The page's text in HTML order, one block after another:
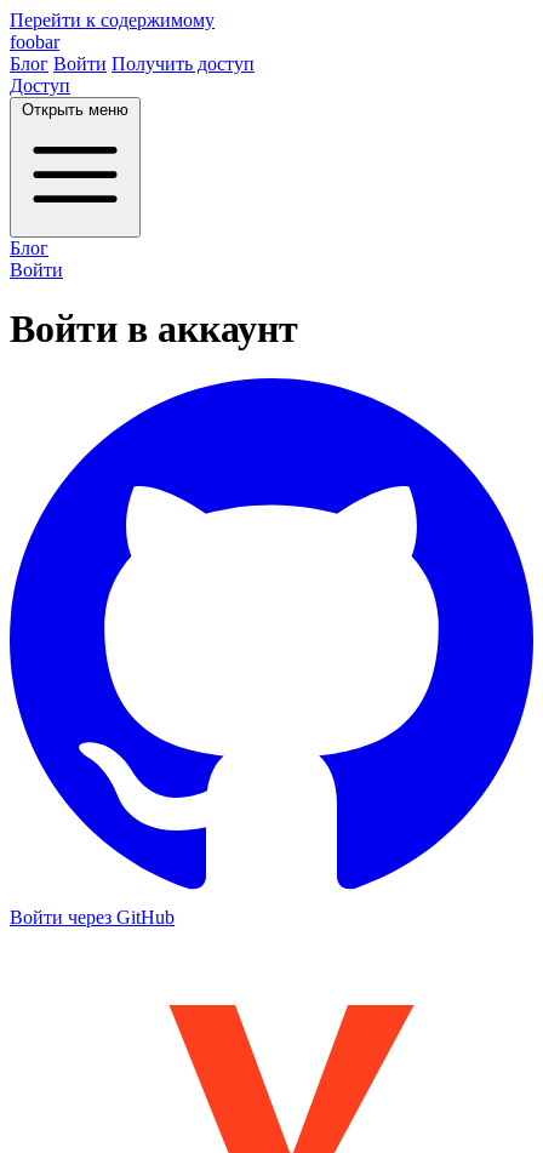
Перейти к содержимому
foobar
Блог Войти Получить доступ
Доступ
Открыть меню
Блог
Войти
Войти в аккаунт
Войти через GitHub